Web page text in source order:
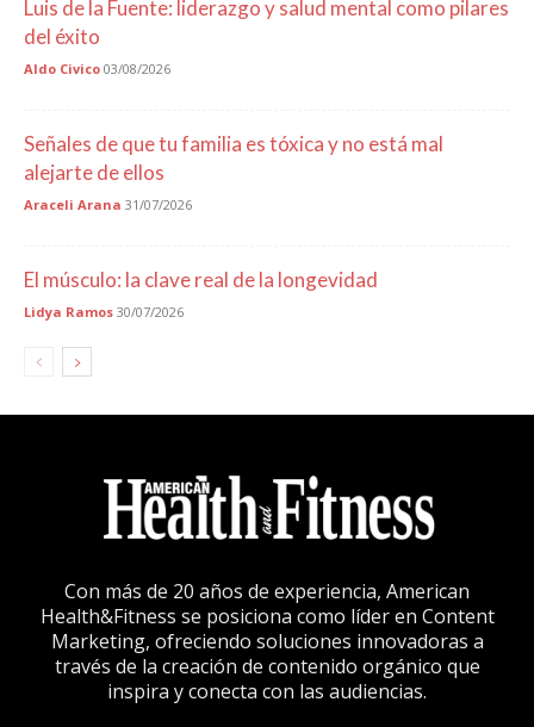
Luis de la Fuente: liderazgo y salud mental como pilares
del éxito
Aldo Civico 03/08/2026
Señales de que tu familia es tóxica y no está mal
alejarte de ellos
Araceli Arana 31/07/2026
El músculo: la clave real de la longevidad
Lidya Ramos 30/07/2026
Con más de 20 años de experiencia, American
Health&Fitness se posiciona como líder en Content
Marketing, ofreciendo soluciones innovadoras a
través de la creación de contenido orgánico que
inspira y conecta con las audiencias.